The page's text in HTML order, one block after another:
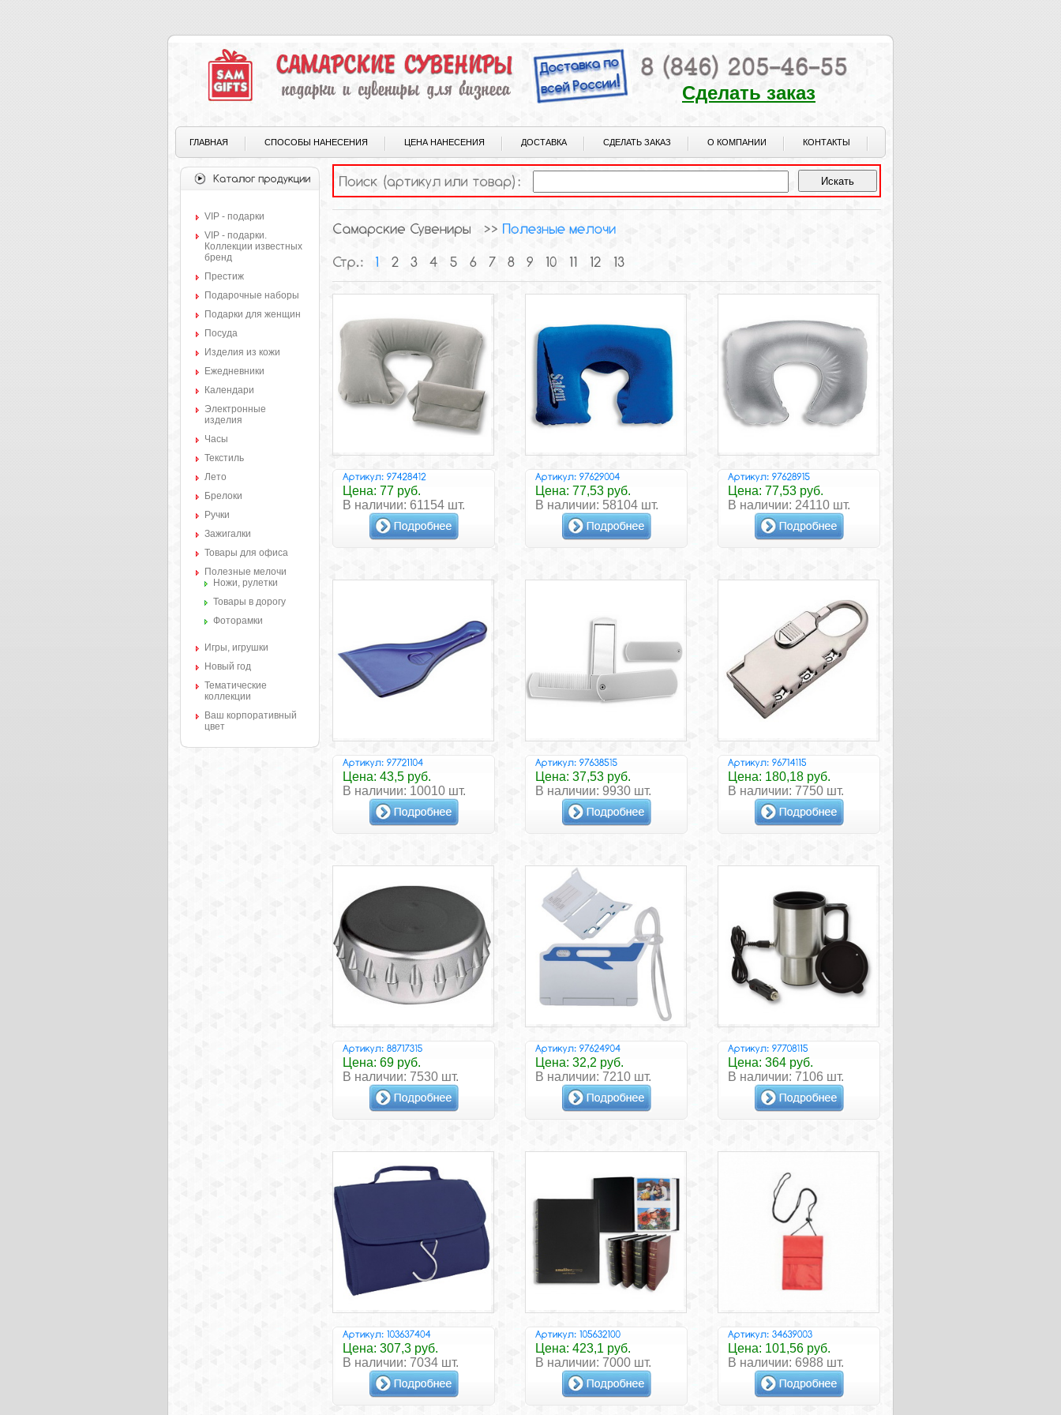
Сделать заказ
ГЛАВНАЯ СПОСОБЫ НАНЕСЕНИЯ ЦЕНА НАНЕСЕНИЯ ДОСТАВКА СДЕЛАТЬ ЗАКАЗ О КОМПАНИИ КОНТАКТЫ
VIP - подарки
VIP - подарки.
Коллекции известных
бренд
Престиж
Подарочные наборы
Подарки для женщин
Посуда
Изделия из кожи
Ежедневники
Календари
Электронные
изделия
Часы
Текстиль
Лето
Брелоки
Ручки
Зажигалки
Товары для офиса
Полезные мелочи
Ножи, рулетки
Товары в дорогу
Фоторамки
Игры, игрушки
Новый год
Тематические
коллекции
Ваш корпоративный
цвет
Цена: 77 руб.
В наличии: 61154 шт.
Цена: 77,53 руб.
В наличии: 58104 шт.
Цена: 77,53 руб.
В наличии: 24110 шт.
Цена: 43,5 руб.
В наличии: 10010 шт.
Цена: 37,53 руб.
В наличии: 9930 шт.
Цена: 180,18 руб.
В наличии: 7750 шт.
Цена: 69 руб.
В наличии: 7530 шт.
Цена: 32,2 руб.
В наличии: 7210 шт.
Цена: 364 руб.
В наличии: 7106 шт.
Цена: 307,3 руб.
В наличии: 7034 шт.
Цена: 423,1 руб.
В наличии: 7000 шт.
Цена: 101,56 руб.
В наличии: 6988 шт.